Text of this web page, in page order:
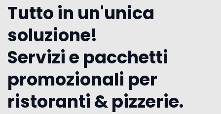
Tutto in un'unica
soluzione!
Servizi e pacchetti
promozionali per
ristoranti & pizzerie.